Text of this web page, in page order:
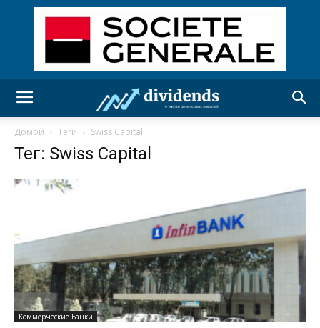
Домой Теги Swiss Capital
Тег: Swiss Capital
Коммерческие Банки